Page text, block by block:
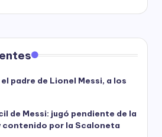
padre de Lionel Messi, a los
de Messi: jugó pendiente de la
contenido por la Scaloneta